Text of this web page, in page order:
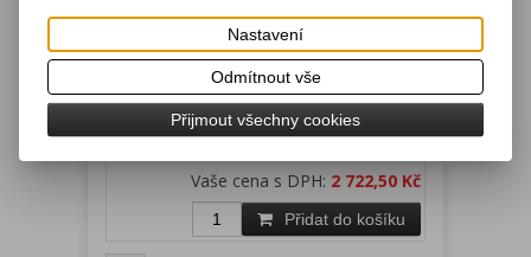
Stojan 600 mm, černý
Katalogové číslo:RSN-
851.6005
Záruka (měsíců):
Dostupnost:skladem
Stojanová tyč délka 600 mm, barva černá
Vaše cena s DPH: 2 722,50 Kč
Přidat do košíku
Nastavení
Odmítnout vše
Přijmout všechny cookies